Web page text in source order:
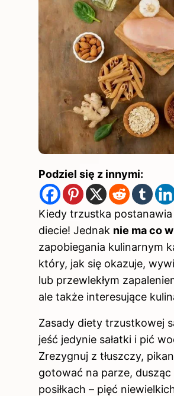
Podziel się z innymi:
Kiedy trzustka
diecie! Jednak nie ma co
zapobiegania kulinarnym
który, jak się okazuje,
lub przewlekłym
ale także interesujące
Zasady diety trzustkowej
jeść jedynie sałatki i pić
Zrezygnuj z tłuszczy,
gotować na parze,
posiłkach – pięć